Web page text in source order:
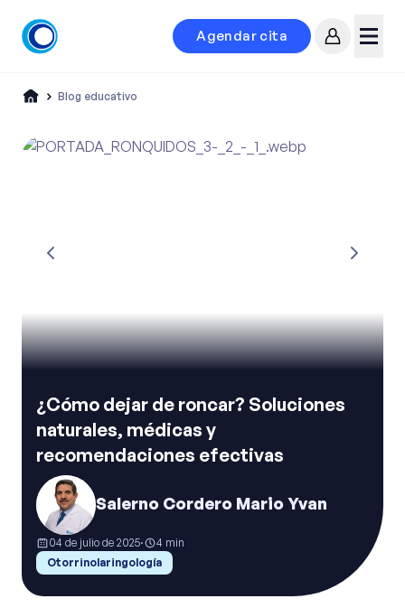
Agendar cita
Blog educativo
¿Cómo dejar de roncar? Soluciones
naturales, médicas y
recomendaciones efectivas
Salerno Cordero Mario Yvan
04 de julio de 2025· 4 min
Otorrinolaringología